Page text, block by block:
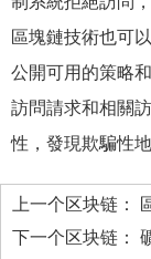
區塊鏈技術也可
公開可用的策略
訪問請求和相關
性，發現欺騙性
上一个区块链：
下一个区块链：